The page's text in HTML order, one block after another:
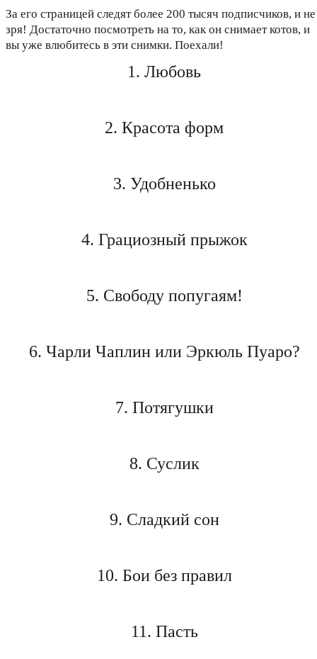
За его страницей следят более 200 тысяч подписчиков, и не
зря! Достаточно посмотреть на то, как он снимает котов, и
вы уже влюбитесь в эти снимки. Поехали!
1. Любовь
2. Красота форм
3. Удобненько
4. Грациозный прыжок
5. Свободу попугаям!
6. Чарли Чаплин или Эркюль Пуаро?
7. Потягушки
8. Суслик
9. Сладкий сон
10. Бои без правил
11. Пасть